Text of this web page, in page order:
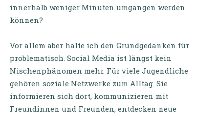
innerhalb weniger Minuten umgangen werden
können?
Vor allem aber halte ich den Grundgedanken für
problematisch. Social Media ist längst kein
Nischenphänomen mehr. Für viele Jugendliche
gehören soziale Netzwerke zum Alltag. Sie
informieren sich dort, kommunizieren mit
Freundinnen und Freunden, entdecken neue